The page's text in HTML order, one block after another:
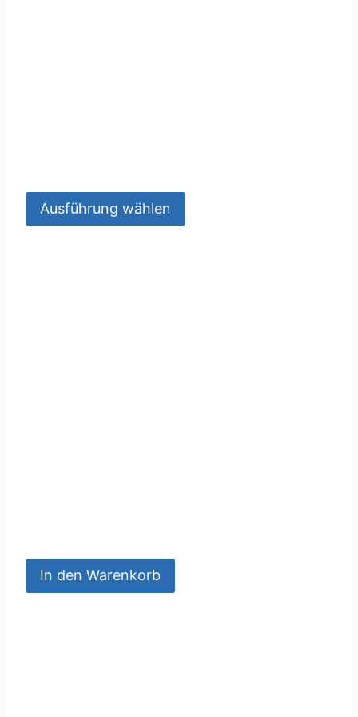
Ausführung wählen
In den Warenkorb